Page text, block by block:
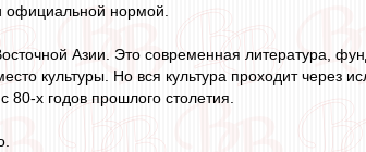
официальной нормой.
Азии. Это современная литература,
культуры. Но вся культура проходит через
х годов прошлого столетия.